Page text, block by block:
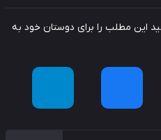
مطلب را برای دوستان خود به